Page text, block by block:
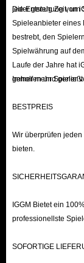
Throne), die
Frieden zu
Fraktionen,
wollen.
dem jede
Ausbreitung
Das Spiel legt
Seekämpfe
Eine
jeder genug Zeit, um
Die Entstehung von
Spieleanbieter eines
bestrebt, den
Spielwährung auf
Laufe der Jahre hat
geholfen und
Immer mehr Spieler
BESTPREIS
Wir überprüfen
bieten.
IGGM Bietet ein
professionellste
SOFORTIGE